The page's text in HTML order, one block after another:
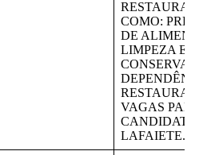
RESTAURANTE,
COMO:
DE ALIMENTOS,
LIMPEZA E
CONSERVAÇÃO
DEPENDÊNCIAS
RESTAURANTE.
VAGAS PARA
CANDIDATAS
LAFAIETE.